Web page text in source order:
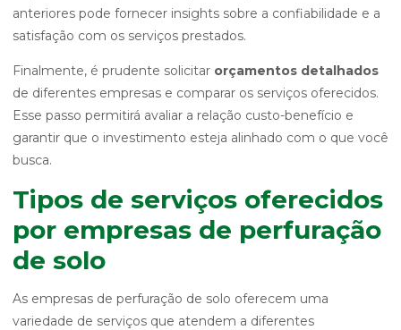
anteriores pode fornecer insights sobre a confiabilidade e a
satisfação com os serviços prestados.
Finalmente, é prudente solicitar orçamentos detalhados
de diferentes empresas e comparar os serviços oferecidos.
Esse passo permitirá avaliar a relação custo-benefício e
garantir que o investimento esteja alinhado com o que você
busca.
Tipos de serviços oferecidos
por empresas de perfuração
de solo
As empresas de perfuração de solo oferecem uma
variedade de serviços que atendem a diferentes